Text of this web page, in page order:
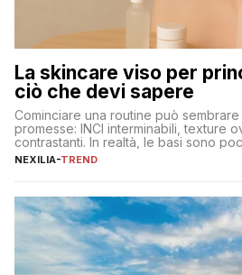
La skincare viso per
ciò che devi sapere
Cominciare una routine può
promesse: INCI interminabili, texture
contrastanti. In realtà, le basi sono
detersione delicata che non
tutto il resto. […]
NEXILIA-TREND